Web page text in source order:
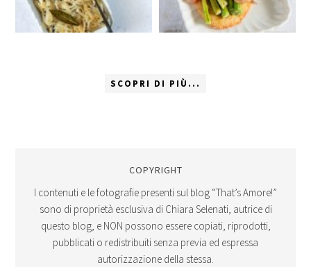
SCOPRI DI PIÙ...
COPYRIGHT
I contenuti e le fotografie presenti sul blog “That’s Amore!”
sono di proprietà esclusiva di Chiara Selenati, autrice di
questo blog, e NON possono essere copiati, riprodotti,
pubblicati o redistribuiti senza previa ed espressa
autorizzazione della stessa.